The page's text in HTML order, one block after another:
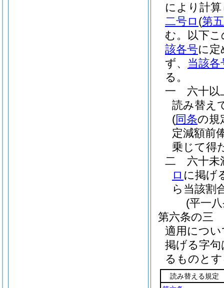
により計
二号ロ (第
む。以下
該各号に
ず、 当該各
る。
一
六十
読み替え
(同条の規
定減額前
乗じて得
二
六十
ロ に掲げ
ら当該割
(平一
第六条の三
適用につ
掲げる字
るものと
読み替える規定